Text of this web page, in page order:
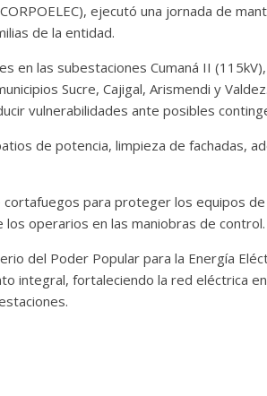
ejecutó una jornada de
de la entidad.
en las subestaciones Cumaná II
Sucre, Cajigal, Arismendi y
vulnerabilidades ante posibles
de potencia, limpieza de fachadas,
para proteger los equipos
operarios en las maniobras de control.
del Poder Popular para la Energía
integral, fortaleciendo la red eléctrica